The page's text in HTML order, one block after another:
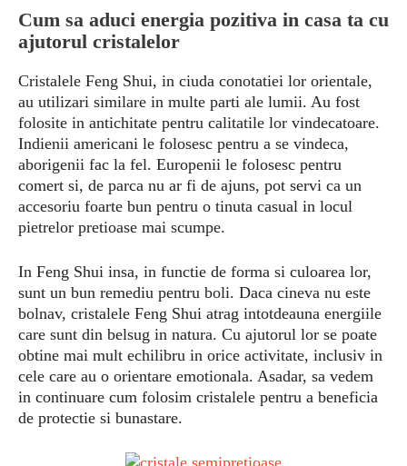
Cum sa aduci energia pozitiva in casa ta cu
ajutorul cristalelor
Cristalele Feng Shui, in ciuda conotatiei lor orientale,
au utilizari similare in multe parti ale lumii. Au fost
folosite in antichitate pentru calitatile lor vindecatoare.
Indienii americani le folosesc pentru a se vindeca,
aborigenii fac la fel. Europenii le folosesc pentru
comert si, de parca nu ar fi de ajuns, pot servi ca un
accesoriu foarte bun pentru o tinuta casual in locul
pietrelor pretioase mai scumpe.
In Feng Shui insa, in functie de forma si culoarea lor,
sunt un bun remediu pentru boli. Daca cineva nu este
bolnav, cristalele Feng Shui atrag intotdeauna energiile
care sunt din belsug in natura. Cu ajutorul lor se poate
obtine mai mult echilibru in orice activitate, inclusiv in
cele care au o orientare emotionala. Asadar, sa vedem
in continuare cum folosim cristalele pentru a beneficia
de protectie si bunastare.